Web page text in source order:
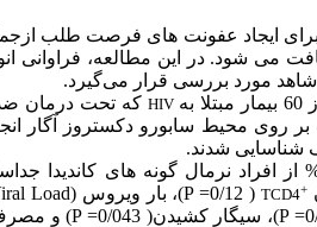
ایجاد عفونت های فرصت طلب
شود. در این مطالعه، فراوانی
مورد بررسی قرار می‌گیرد.
به HIV که تحت درمان
روی محیط سابورو دکستروز آگار
شناسایی شدند.
53/3% از افراد نرمال گونه های
TCD4+
( 0/12
P =)، بار ویروس (Load
P =
)، سیگار کشیدن(0/043
P =
)و